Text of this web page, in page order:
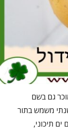
גם בשם
משמש בתור
תיכוני,